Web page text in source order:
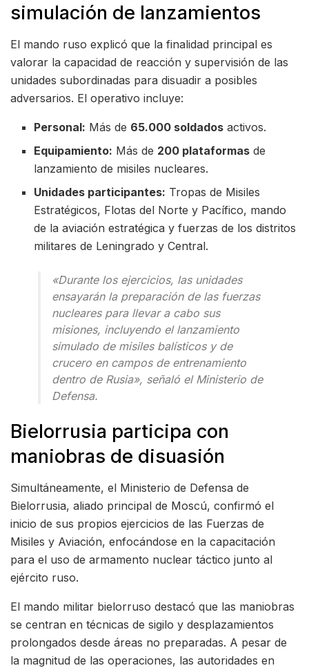
simulación de lanzamientos
El mando ruso explicó que la finalidad principal es
valorar la capacidad de reacción y supervisión de las
unidades subordinadas para disuadir a posibles
adversarios. El operativo incluye:
Personal: Más de 65.000 soldados activos.
Equipamiento: Más de 200 plataformas de
lanzamiento de misiles nucleares.
Unidades participantes: Tropas de Misiles
Estratégicos, Flotas del Norte y Pacífico, mando
de la aviación estratégica y fuerzas de los distritos
militares de Leningrado y Central.
«Durante los ejercicios, las unidades
ensayarán la preparación de las fuerzas
nucleares para llevar a cabo sus
misiones, incluyendo el lanzamiento
simulado de misiles balísticos y de
crucero en campos de entrenamiento
dentro de Rusia», señaló el Ministerio de
Defensa.
Bielorrusia participa con
maniobras de disuasión
Simultáneamente, el Ministerio de Defensa de
Bielorrusia, aliado principal de Moscú, confirmó el
inicio de sus propios ejercicios de las Fuerzas de
Misiles y Aviación, enfocándose en la capacitación
para el uso de armamento nuclear táctico junto al
ejército ruso.
El mando militar bielorruso destacó que las maniobras
se centran en técnicas de sigilo y desplazamientos
prolongados desde áreas no preparadas. A pesar de
la magnitud de las operaciones, las autoridades en